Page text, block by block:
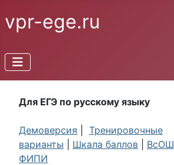
vpr-ege.ru
Для ЕГЭ по русскому языку
Демоверсия
Тренировочные
варианты
Шкала баллов ВсОШ
ФИПИ